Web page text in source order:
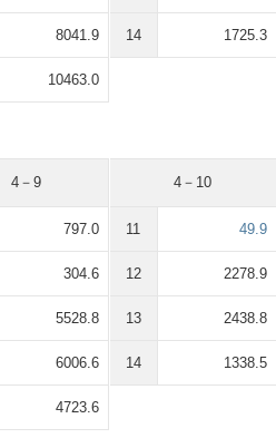
8041.9
10463.0
14 1725.3
4－9
797.0
304.6
5528.8
6006.6
4723.6
4－10
11 49.9
12 2278.9
13 2438.8
14 1338.5